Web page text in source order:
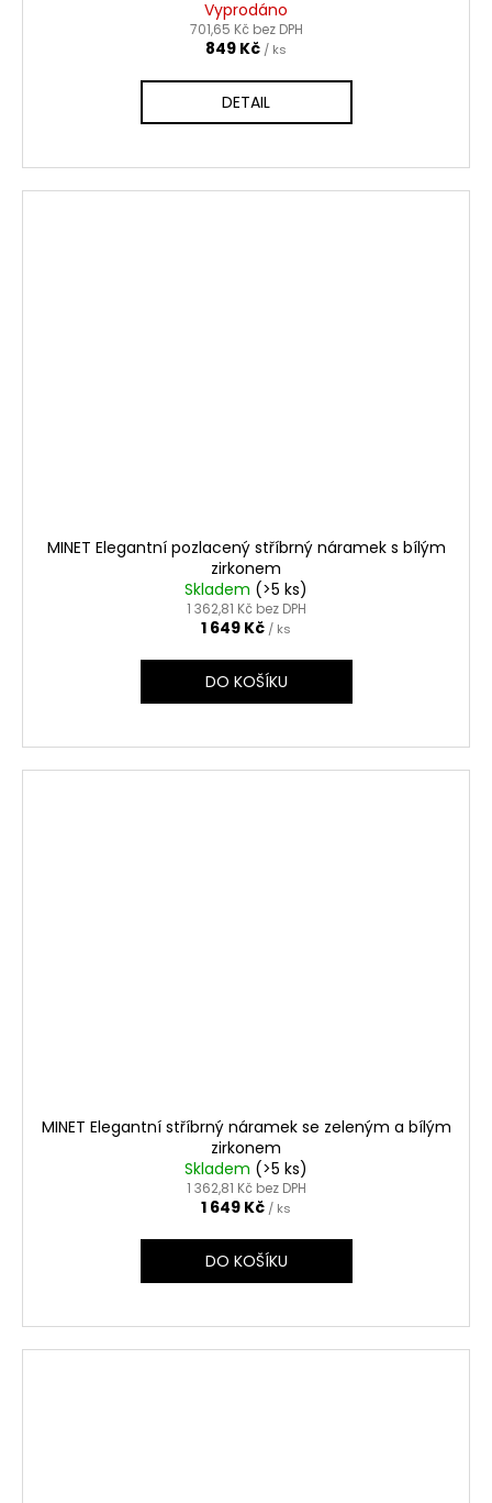
Vyprodáno
701,65 Kč bez DPH
849 Kč / ks
DETAIL
MINET Elegantní pozlacený stříbrný náramek s bílým
zirkonem
Skladem (>5 ks)
1 362,81 Kč bez DPH
1 649 Kč / ks
DO KOŠÍKU
MINET Elegantní stříbrný náramek se zeleným a bílým
zirkonem
Skladem (>5 ks)
1 362,81 Kč bez DPH
1 649 Kč / ks
DO KOŠÍKU